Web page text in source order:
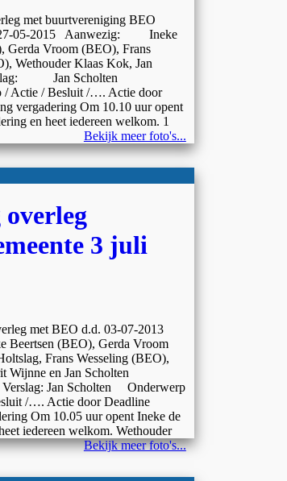
met buurtvereniging BEO
2015 Aanwezig: Ineke
Gerda Vroom (BEO), Frans
Wethouder Klaas Kok, Jan
Jan Scholten
/ Actie / Besluit /…. Actie door
vergadering Om 10.10 uur opent
en heet iedereen welkom. 1
Bekijk meer foto's...
overleg
3 juli
met BEO d.d. 03-07-2013
Beertsen (BEO), Gerda Vroom
Frans Wesseling (BEO),
Wijnne en Jan Scholten
Jan Scholten Onderwerp
/…. Actie door Deadline
Om 10.05 uur opent Ineke de
iedereen welkom. Wethouder
Bekijk meer foto's...